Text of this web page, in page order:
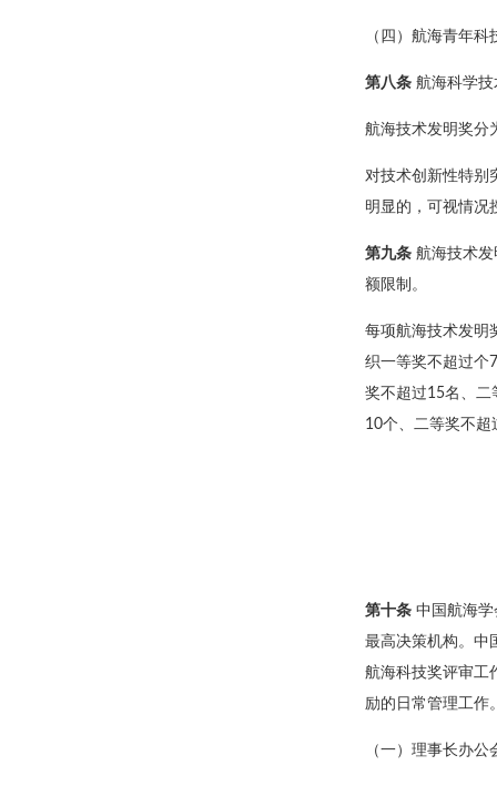
（四）航海青年
第八条航海科学技
航海技术发明奖分
对技术创新性特别
明显的，可视情况
第九条航海技术发
额限制。
每项航海技术发明
织一等奖不超过个
奖不超过15名、二
10个、二等奖不超
第十条中国航海学
最高决策机构。中
航海科技奖评审工
励的日常管理工作
（一）理事长办公